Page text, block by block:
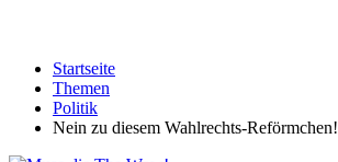
Startseite
Themen
Politik
Nein zu diesem Wahlrechts-Reförmchen!